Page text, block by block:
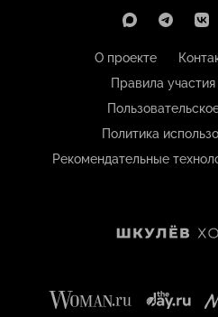
О проекте
Правила
Политика
Рекомендательные